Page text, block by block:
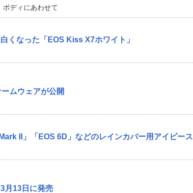
ボディにあわせて
くなった「EOS Kiss X7ホワイト」
ムウェアが公開
II」「EOS 6D」などのレインカバー用アイピース
月13日に発売